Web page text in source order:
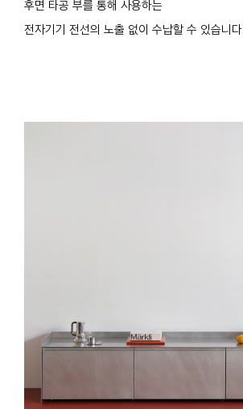
후면 타공 부를 통해 사용하는
전자기기 전선의 노출 없이 수납할 수 있습니다.